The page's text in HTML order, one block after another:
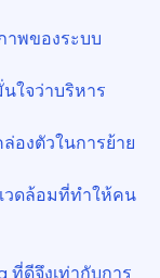
าพของระบบ
ใจว่าบริหาร
องตัวในการย้าย
วดล้อมที่ทำให้คน
ที่ดีจึงเท่ากับการ